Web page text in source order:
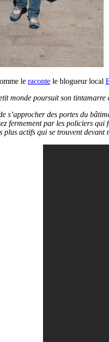
le raconte le blogueur local
monde poursuit son
s’approcher des portes du
fermement par les policiers
plus actifs qui se trouvent